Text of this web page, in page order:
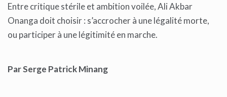
Entre critique stérile et ambition voilée, Ali Akbar
Onanga doit choisir : s’accrocher à une légalité morte,
ou participer à une légitimité en marche.
Par Serge Patrick Minang